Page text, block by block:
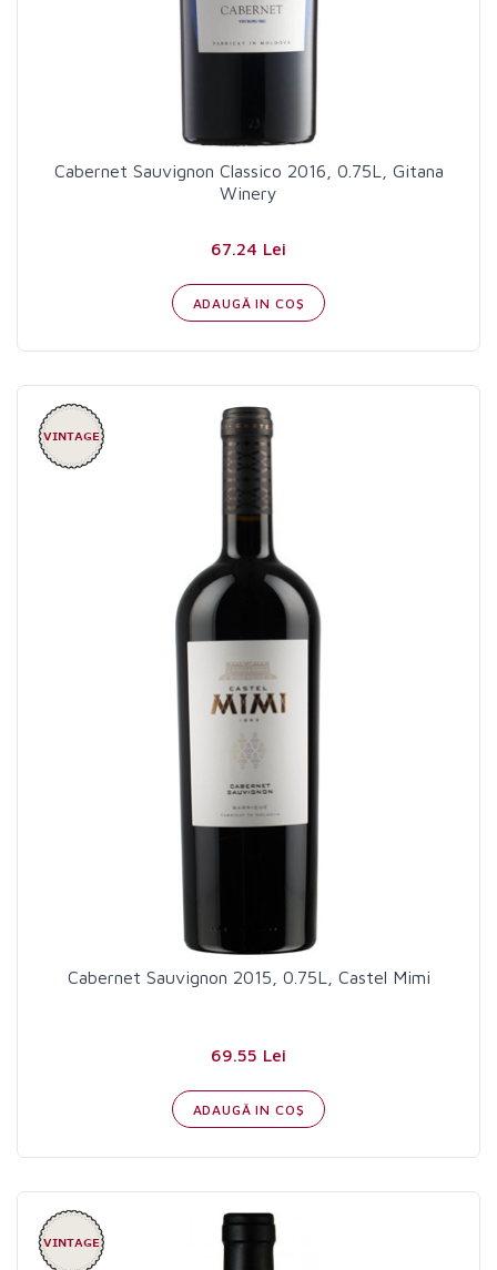
Cabernet Sauvignon Classico 2016, 0.75L, Gitana
Winery
67.24 Lei
ADAUGĂ IN COŞ
Cabernet Sauvignon 2015, 0.75L, Castel Mimi
69.55 Lei
ADAUGĂ IN COŞ